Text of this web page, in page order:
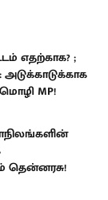
எதற்காக? ;
MP!
தென்னரசு!